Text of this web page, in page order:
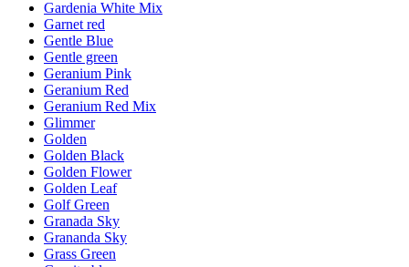
Gardenia White Mix
Garnet red
Gentle Blue
Gentle green
Geranium Pink
Geranium Red
Geranium Red Mix
Glimmer
Golden
Golden Black
Golden Flower
Golden Leaf
Golf Green
Granada Sky
Grananda Sky
Grass Green